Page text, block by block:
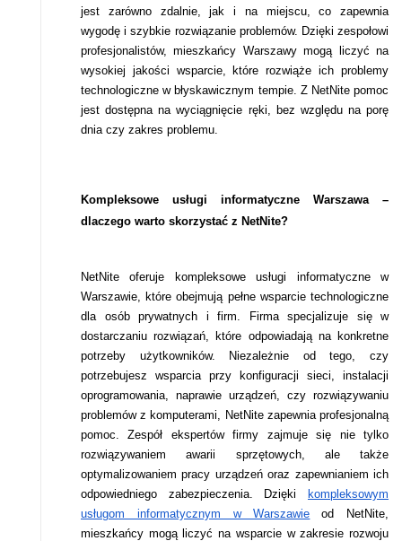
jest zarówno zdalnie, jak i na miejscu, co zapewnia
wygodę i szybkie rozwiązanie problemów. Dzięki zespołowi
profesjonalistów, mieszkańcy Warszawy mogą liczyć na
wysokiej jakości wsparcie, które rozwiąże ich problemy
technologiczne w błyskawicznym tempie. Z NetNite pomoc
jest dostępna na wyciągnięcie ręki, bez względu na porę
dnia czy zakres problemu.
Kompleksowe usługi informatyczne Warszawa –
dlaczego warto skorzystać z NetNite?
NetNite oferuje kompleksowe usługi informatyczne w
Warszawie, które obejmują pełne wsparcie technologiczne
dla osób prywatnych i firm. Firma specjalizuje się w
dostarczaniu rozwiązań, które odpowiadają na konkretne
potrzeby użytkowników. Niezależnie od tego, czy
potrzebujesz wsparcia przy konfiguracji sieci, instalacji
oprogramowania, naprawie urządzeń, czy rozwiązywaniu
problemów z komputerami, NetNite zapewnia profesjonalną
pomoc. Zespół ekspertów firmy zajmuje się nie tylko
rozwiązywaniem awarii sprzętowych, ale także
optymalizowaniem pracy urządzeń oraz zapewnianiem ich
odpowiedniego zabezpieczenia. Dzięki kompleksowym
usługom informatycznym w Warszawie
od NetNite,
mieszkańcy mogą liczyć na wsparcie w zakresie rozwoju